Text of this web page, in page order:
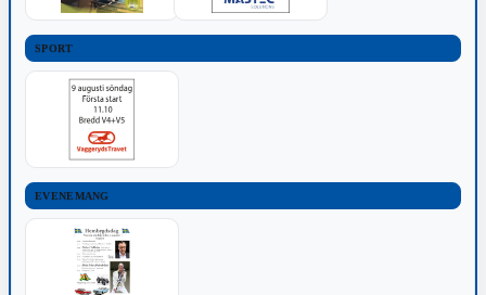
SPORT
EVENEMANG